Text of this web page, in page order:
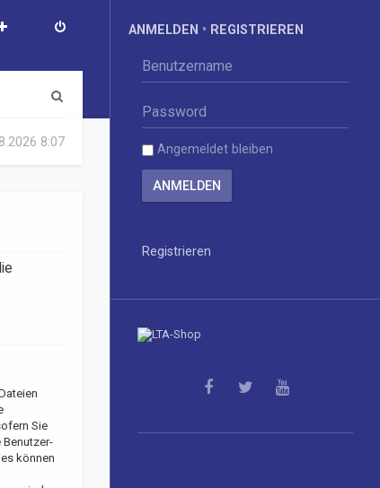
8:07
Sie
können
ANMELDEN • REGISTRIEREN
Angemeldet bleiben
Registrieren